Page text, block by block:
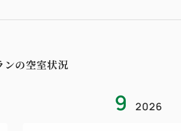
噪を忘れ癒しのひと時を。
ンの空室状況
9 2026